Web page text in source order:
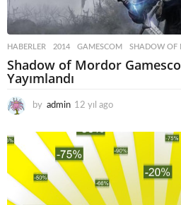
HABERLER 2014 ,GAMESCOM ,SHADOW OF
Shadow of Mordor
Yayımlandı
by admin 12 yıl ago
y
ı
o